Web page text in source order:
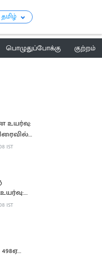
தமிழ்
பொழுதுப்போக்கு
குற்றம்
IST
IST